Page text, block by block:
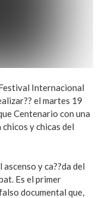
Internacional
el martes 19
Centenario con una
y chicas del
y ca??da del
Es el primer
documental que,